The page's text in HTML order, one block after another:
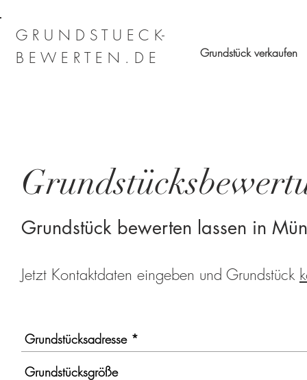
G R U N D S T U E C K-
B E W E R T E N . D E
Grundstück verkaufen
Jetzt Kontaktdaten eingeben und Grundstück
Grundstück bewerten lassen in